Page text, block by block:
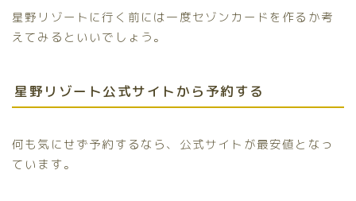
星野リゾートに行く前には一度セゾンカードを作るか考
えてみるといいでしょう。
星野リゾート公式サイトから予約する
何も気にせず予約するなら、公式サイトが最安値となっ
ています。